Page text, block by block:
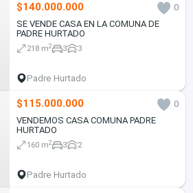
$140.000.000
0
SE VENDE CASA EN LA COMUNA DE
PADRE HURTADO
218 m2 3 3
Padre Hurtado
$115.000.000
0
VENDEMOS CASA COMUNA PADRE
HURTADO
160 m2 3 2
Padre Hurtado